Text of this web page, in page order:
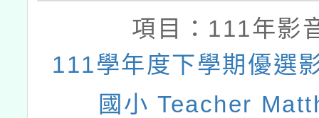
項目： 111年影
111學年度下學期優選
國小 Teacher